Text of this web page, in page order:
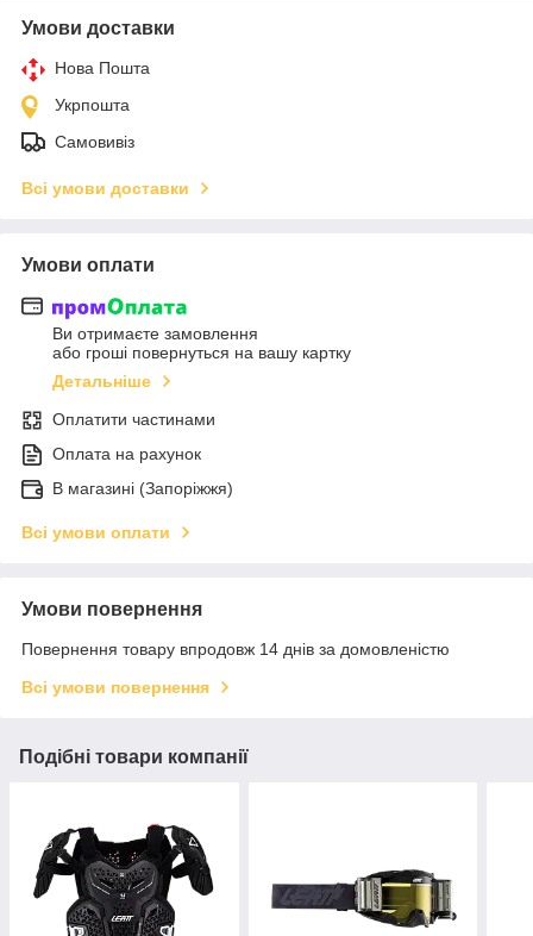
Умови доставки
Нова Пошта
Укрпошта
Самовивіз
Всі умови доставки
Умови оплати
Ви отримаєте замовлення
або гроші повернуться на вашу картку
Детальніше
Оплатити частинами
Оплата на рахунок
В магазині (Запоріжжя)
Всі умови оплати
Умови повернення
Повернення товару впродовж 14 днів за домовленістю
Всі умови повернення
Подібні товари компанії